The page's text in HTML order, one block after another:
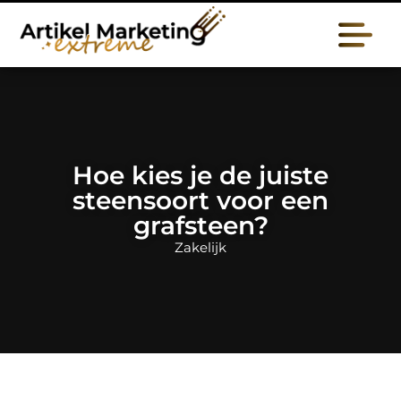
Hoe kies je de juiste
steensoort voor een
grafsteen?
Zakelijk